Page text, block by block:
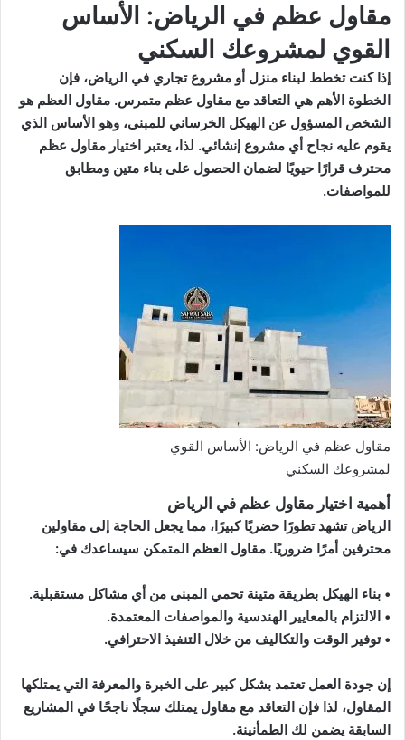
مقاول عظم في الرياض: الأساس
القوي لمشروعك السكني
إذا كنت تخطط لبناء منزل أو مشروع تجاري في الرياض، فإن
الخطوة الأهم هي التعاقد مع مقاول عظم متمرس. مقاول العظم هو
الشخص المسؤول عن الهيكل الخرساني للمبنى، وهو الأساس الذي
يقوم عليه نجاح أي مشروع إنشائي. لذا، يعتبر اختيار مقاول عظم
محترف قرارًا حيويًا لضمان الحصول على بناء متين ومطابق
للمواصفات.
مقاول عظم في الرياض: الأساس القوي
لمشروعك السكني
أهمية اختيار مقاول عظم في الرياض
الرياض تشهد تطورًا حضريًا كبيرًا، مما يجعل الحاجة إلى مقاولين
محترفين أمرًا ضروريًا. مقاول العظم المتمكن سيساعدك في:
• بناء الهيكل بطريقة متينة تحمي المبنى من أي مشاكل مستقبلية.
• الالتزام بالمعايير الهندسية والمواصفات المعتمدة.
• توفير الوقت والتكاليف من خلال التنفيذ الاحترافي.
إن جودة العمل تعتمد بشكل كبير على الخبرة والمعرفة التي يمتلكها
المقاول، لذا فإن التعاقد مع مقاول يمتلك سجلًا ناجحًا في المشاريع
السابقة يضمن لك الطمأنينة.